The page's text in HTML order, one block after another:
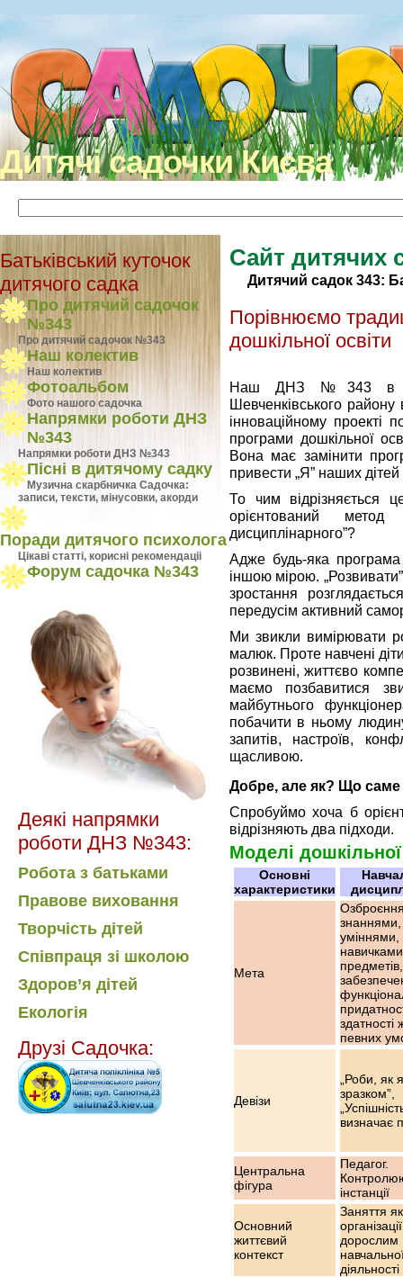
Дитячі садочки Києва
Батьківський куточок
дитячого садка
Про дитячий садочок
№343
Про дитячий садочок №343
Наш колектив
Наш колектив
Фотоальбом
Фото нашого садочка
Напрямки роботи ДНЗ
№343
Напрямки роботи ДНЗ №343
Пісні в дитячому садку
Музична скарбничка Садочка:
записи, тексти, мінусовки, акорди
Поради дитячого психолога
Цiкавi статтi, кориснi рекомендацii
Форум садочка №343
Деякі напрямки
роботи ДНЗ №343:
Робота з батьками
Правове виховання
Творчість дітей
Співпраця зі школою
Здоров’я дітей
Екологія
Друзі Садочка:
Сайт дитячих
Дитячий садок 343:
Порівнюємо
дошкільної освіти
Наш ДНЗ №343 в
Шевченківського
інноваційному проекті
програми дошкільної
Вона має замінити
привести „Я” наших дітей
То чим відрізняється
орієнтований метод
дисциплінарного”?
Адже будь-яка
іншою мірою.
зростання
передусім активний
Ми звикли вимірювати
малюк. Проте навчені
розвинені, життєво
маємо позбавитися
майбутнього
побачити в ньому
запитів, настроїв,
щасливою.
Добре, але як? Що
Спробуймо хоча б
відрізняють два підходи.
Моделі дошкільної
Основні
характеристики
Мета
знаннями,
уміннями,
навичками
предметів,
здатності
певних
Девізи
„Роби, як
зразком”,
визначає
Центральна
фігура
Педагог.
інстанції
Основний
життєвий
контекст
Заняття
організації
дорослим